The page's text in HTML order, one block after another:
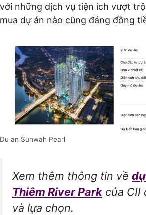
với những dịch vụ tiện ích vượt
mua dự án nào cũng đáng đồng
Du an Sunwah Pearl
Xem thêm thông tin về
Thiêm River Park của CII
và lựa chọn.